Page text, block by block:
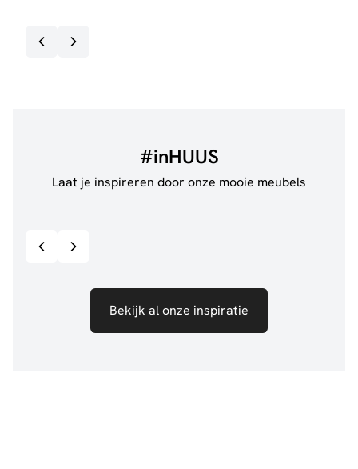
#inHUUS
Laat je inspireren door onze mooie meubels
Bekijk al onze inspiratie